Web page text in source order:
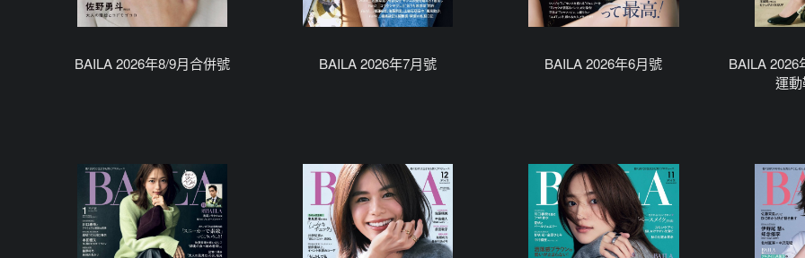
BAILA 2026年8/9月合併號 BAILA 2026年7月號 BAILA 2026年6月號
BAILA 2026
運